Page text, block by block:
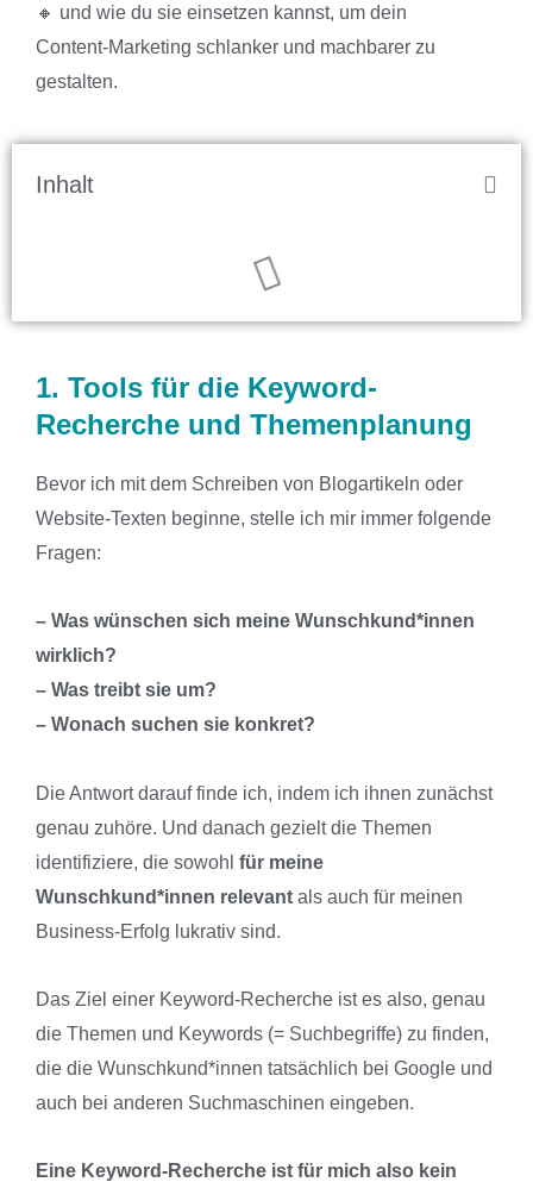
🔸 und wie du sie einsetzen kannst, um dein
Content-Marketing schlanker und machbarer zu
gestalten.
Inhalt
1. Tools für die Keyword-
Recherche und Themenplanung
Bevor ich mit dem Schreiben von Blogartikeln oder
Website-Texten beginne, stelle ich mir immer folgende
Fragen:
– Was wünschen sich meine Wunschkund*innen
wirklich?
– Was treibt sie um?
– Wonach suchen sie konkret?
Die Antwort darauf finde ich, indem ich ihnen zunächst
genau zuhöre. Und danach gezielt die Themen
identifiziere, die sowohl für meine
Wunschkund*innen relevantals auch für meinen
Business-Erfolg lukrativ sind.
Das Ziel einer Keyword-Recherche ist es also, genau
die Themen und Keywords (= Suchbegriffe) zu finden,
die die Wunschkund*innen tatsächlich bei Google und
auch bei anderen Suchmaschinen eingeben.
Eine Keyword-Recherche ist für mich also kein